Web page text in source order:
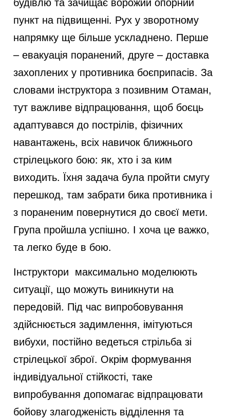
пункт на підвищенні. Рух у зворотному
напрямку ще більше ускладнено. Перше
– евакуація поранений, друге – доставка
захоплених у противника боєприпасів. За
словами інструктора з позивним Отаман,
тут важливе відпрацювання, щоб боєць
адаптувався до пострілів, фізичних
навантажень, всіх навичок ближнього
стрілецького бою: як, хто і за ким
виходить. Їхня задача була пройти смугу
перешкод, там забрати бика противника і
з пораненим повернутися до своєї мети.
Група пройшла успішно. І хоча це важко,
та легко буде в бою.
Інструктори максимально моделюють
ситуації, що можуть виникнути на
передовій. Під час випробовування
здійснюється задимлення, імітуються
вибухи, постійно ведеться стрільба зі
стрілецької зброї. Окрім формування
індивідуальної стійкості, таке
випробування допомагає відпрацювати
бойову злагодженість відділення та